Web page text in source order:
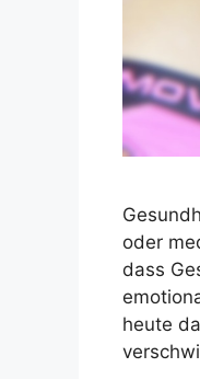
oder
dass
heute